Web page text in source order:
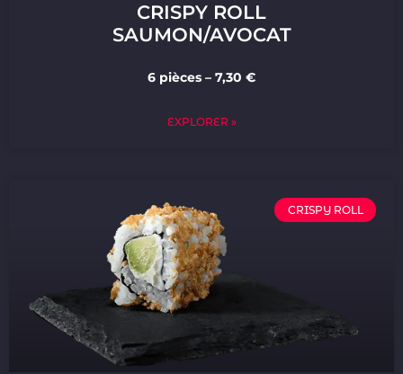
CRISPY ROLL
SAUMON/AVOCAT
6 pièces – 7,30 €
EXPLORER »
CRISPY ROLL